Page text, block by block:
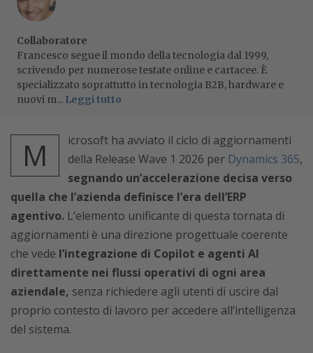
Collaboratore
Francesco segue il mondo della tecnologia dal 1999,
scrivendo per numerose testate online e cartacee. È
specializzato soprattutto in tecnologia B2B, hardware e
nuovi m... Leggi tutto
M
icrosoft ha avviato il ciclo di aggiornamenti
della Release Wave 1 2026 per Dynamics 365,
segnando un’accelerazione decisa verso
quella che l’azienda definisce l’era dell’ERP
agentivo. L’elemento unificante di questa tornata di
aggiornamenti è una direzione progettuale coerente
che vede l’integrazione di Copilot e agenti AI
direttamente nei flussi operativi di ogni area
aziendale, senza richiedere agli utenti di uscire dal
proprio contesto di lavoro per accedere all’intelligenza
del sistema.